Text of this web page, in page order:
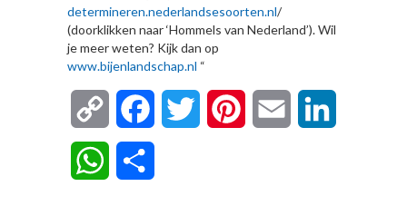
determineren.nederlandsesoorten.nl/
(doorklikken naar ‘Hommels van Nederland’). Wil
je meer weten? Kijk dan op
www.bijenlandschap.nl “
Copy
Link
FacebookTwitter Pinterest Email
WhatsApp